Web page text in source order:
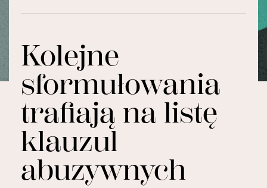
Kolejne
sformułowania
trafiają na listę
klauzul
abuzywnych